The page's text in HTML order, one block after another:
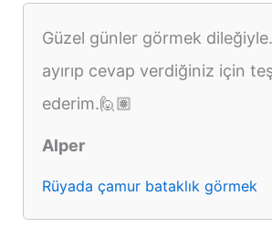
Güzel günler görmek
ayırıp cevap verdiğiniz için
ederim.🙋🏽
Alper
Rüyada çamur bataklık görmek